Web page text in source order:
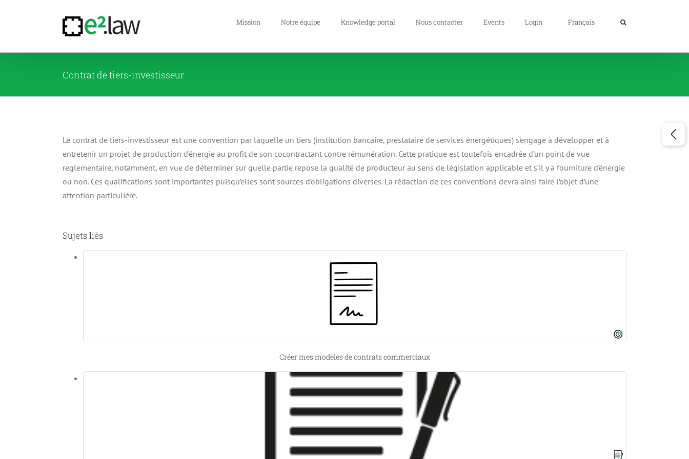
Mission Notre équipe Knowledge portal Nous contacter Events Login Français
Contrat de tiers-investisseur
Le contrat de tiers-investisseur est une convention par laquelle un tiers (institution bancaire, prestataire de services énergétiques) s’engage à développer et à
entretenir un projet de production d’énergie au profit de son cocontractant contre rémunération. Cette pratique est toutefois encadrée d’un point de vue
reglementaire, notamment, en vue de déterminer sur quelle partie repose la qualité de producteur au sens de législation applicable et s’il y a fourniture d’énergie
ou non. Ces qualifications sont importantes puisqu’elles sont sources d’obligations diverses. La rédaction de ces conventions devra ainsi faire l’objet d’une
attention particulière.
Sujets liés
Créer mes modèles de contrats commerciaux